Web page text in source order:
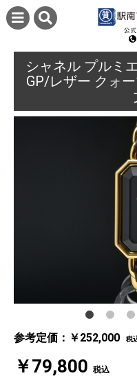
シャネル プルミ
GP/レザー クォ
参考定価：￥252,000 税
￥79,800 税込